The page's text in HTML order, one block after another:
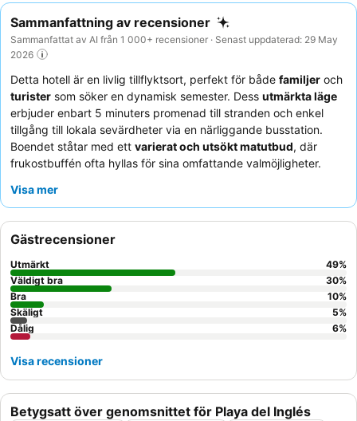
Sammanfattning av recensioner
Sammanfattat av AI från 1 000+ recensioner · Senast uppdaterad: 29 May
2026
Detta hotell är en livlig tillflyktsort, perfekt för både familjer och
turister som söker en dynamisk semester. Dess utmärkta läge
erbjuder enbart 5 minuters promenad till stranden och enkel
tillgång till lokala sevärdheter via en närliggande busstation.
Boendet ståtar med ett varierat och utsökt matutbud, där
frukostbuffén ofta hyllas för sina omfattande valmöjligheter.
uppmärksamma personalen
ett rum mot trädgården.
Visa mer
Betygsatt över genomsnittet för Playa del Inglés
Gästrecensioner
Utmärkt 49%
Väldigt bra
30%
Bra
10%
Skäligt
5%
Dålig
6%
Visa recensioner